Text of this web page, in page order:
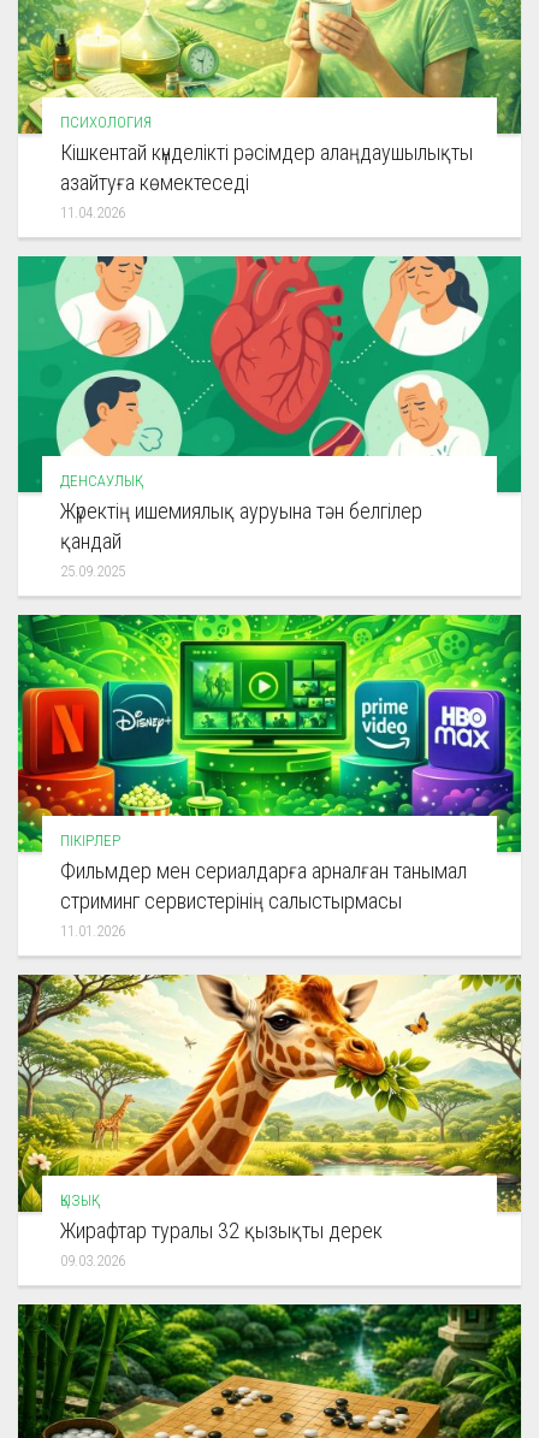
ПСИХОЛОГИЯ
Кішкентай күнделікті рәсімдер алаңдаушылықты
азайтуға көмектеседі
11.04.2026
ДЕНСАУЛЫҚ
Жүректің ишемиялық ауруына тән белгілер
қандай
25.09.2025
ПІКІРЛЕР
Фильмдер мен сериалдарға арналған танымал
стриминг сервистерінің салыстырмасы
11.01.2026
ҚЫЗЫҚ
Жирафтар туралы 32 қызықты дерек
09.03.2026